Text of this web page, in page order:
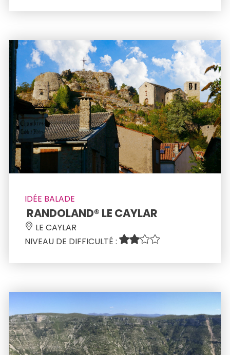
IDÉE BALADE
RANDOLAND® LE CAYLAR
LE CAYLAR
NIVEAU DE DIFFICULTÉ :